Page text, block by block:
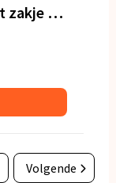
Herbruikbaar groente & fruit zakje OEKO-TEX® katoen 25x30cm
Volgende